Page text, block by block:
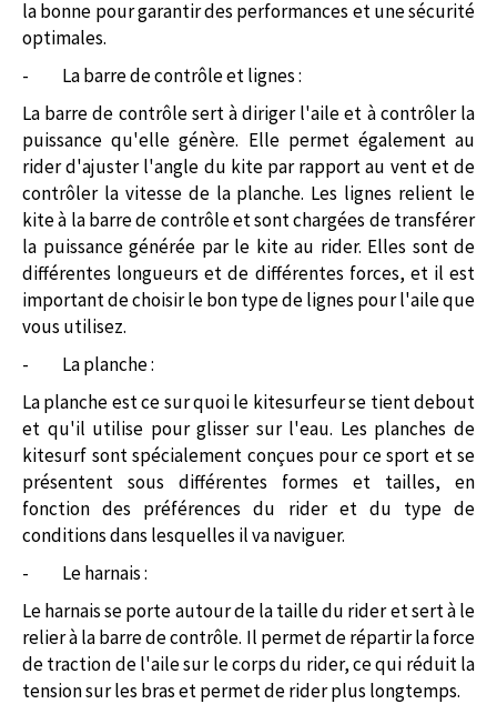
la bonne pour garantir des performances et une sécurité
optimales.
-
La barre de contrôle et lignes :
La barre de contrôle sert à diriger l'aile et à contrôler la
puissance qu'elle génère. Elle permet également au
rider d'ajuster l'angle du kite par rapport au vent et de
contrôler la vitesse de la planche. Les lignes relient le
kite à la barre de contrôle et sont chargées de transférer
la puissance générée par le kite au rider. Elles sont de
différentes longueurs et de différentes forces, et il est
important de choisir le bon type de lignes pour l'aile que
vous utilisez.
-
La planche :
La planche est ce sur quoi le kitesurfeur se tient debout
et qu'il utilise pour glisser sur l'eau. Les planches de
kitesurf sont spécialement conçues pour ce sport et se
présentent sous différentes formes et tailles, en
fonction des préférences du rider et du type de
conditions dans lesquelles il va naviguer.
-
Le harnais :
Le harnais se porte autour de la taille du rider et sert à le
relier à la barre de contrôle. Il permet de répartir la force
de traction de l'aile sur le corps du rider, ce qui réduit la
tension sur les bras et permet de rider plus longtemps.